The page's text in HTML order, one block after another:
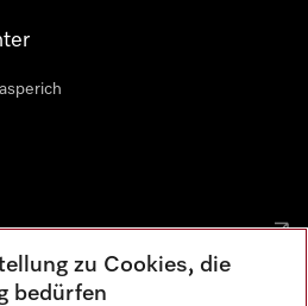
zu Cookies, die
bedürfen